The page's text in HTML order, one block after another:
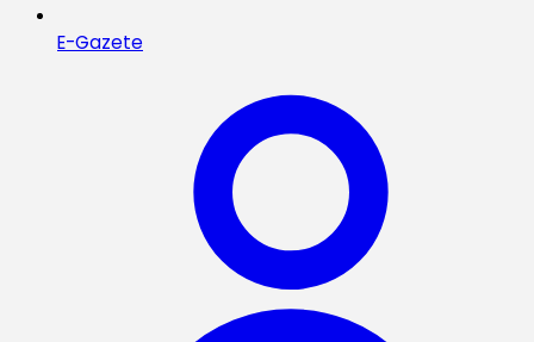
E-Gazete